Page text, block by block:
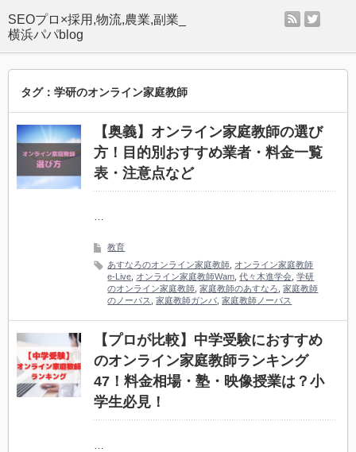
SEOプロ×採用,物流,農業,副業_
横浜パパblog
rss
タグ：学研のオンライン家庭教師
【奥義】オンライン家庭教師の選び
方！目的別おすすめ業者・料金一覧
表・注意点など
…
教育
あすなろのオンライン家庭教師 オンライン家庭教師
e-Live オンライン家庭教師Wam ,代々木進学会 ,学研
のオンライン家庭教師 ,家庭教師のあすなろ ,家庭教師
のノーバス
,家庭教師ガンバ ,家庭教師ノーバス
【プロが比較】中学受験におすすめ
のオンライン家庭教師ランキング
47！料金相場・塾・映像授業は？小
学生必見！
…